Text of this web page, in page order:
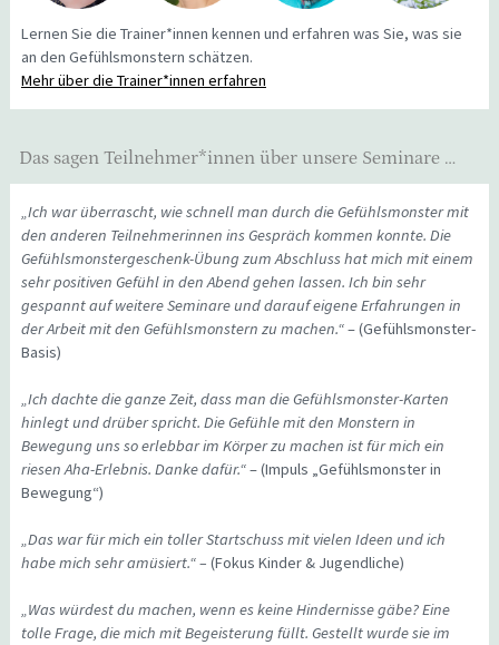
Lernen Sie die Trainer*innen kennen und erfahren was Sie, was sie
an den Gefühlsmonstern schätzen.
Mehr über die Trainer*innen erfahren
Das sagen Teilnehmer*innen über unsere Seminare …
„Ich war überrascht, wie schnell man durch die Gefühlsmonster mit
den anderen Teilnehmerinnen ins Gespräch kommen konnte. Die
Gefühlsmonstergeschenk-Übung zum Abschluss hat mich mit einem
sehr positiven Gefühl in den Abend gehen lassen. Ich bin sehr
gespannt auf weitere Seminare und darauf eigene Erfahrungen in
der Arbeit mit den Gefühlsmonstern zu machen.“– (Gefühlsmonster-
Basis)
„Ich dachte die ganze Zeit, dass man die Gefühlsmonster-Karten
hinlegt und drüber spricht. Die Gefühle mit den Monstern in
Bewegung uns so erlebbar im Körper zu machen ist für mich ein
riesen Aha-Erlebnis. Danke dafür.“– (Impuls „Gefühlsmonster in
Bewegung“)
„Das war für mich ein toller Startschuss mit vielen Ideen und ich
habe mich sehr amüsiert.“ – (Fokus Kinder & Jugendliche)
„Was würdest du machen, wenn es keine Hindernisse gäbe? Eine
tolle Frage, die mich mit Begeisterung füllt. Gestellt wurde sie im